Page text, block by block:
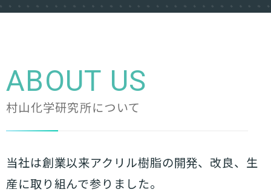
ABOUT US
村山化学研究所について
当社は創業以来アクリル樹脂の開発、改良、生
産に取り組んで参りました。